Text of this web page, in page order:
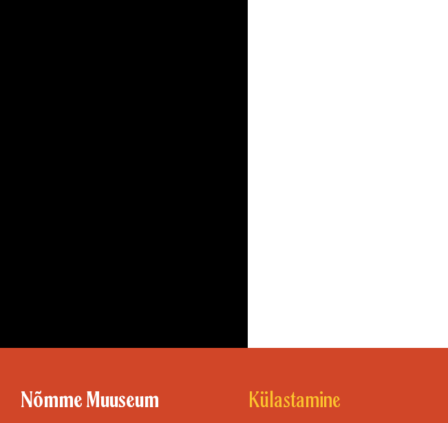
Nõmme Muuseum Külastamine